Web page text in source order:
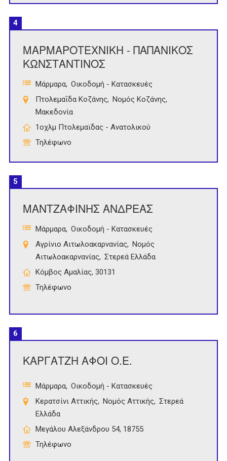
4
ΜΑΡΜΑΡΟΤΕΧΝΙΚΗ - ΠΑΠΑΝΙΚΟΣ
ΚΩΝΣΤΑΝΤΙΝΟΣ
Μάρμαρα Οικοδομή - Κατασκευές
Πτολεμαΐδα Κοζάνης
Νομός Κοζάνης
Μακεδονία
1οχλμ Πτολεμαϊδας - Ανατολικού
Τηλέφωνο
5
ΜΑΝΤΖΑΦΙΝΗΣ ΑΝΔΡΕΑΣ
Μάρμαρα Οικοδομή - Κατασκευές
Αγρίνιο Αιτωλοακαρνανίας
Νομός
Αιτωλοακαρνανίας
Στερεά Ελλάδα
Κόμβος Αμαλίας, 30131
Τηλέφωνο
6
ΚΑΡΓΑΤΖΗ ΑΦΟΙ Ο.Ε.
Μάρμαρα Οικοδομή - Κατασκευές
Κερατσίνι Αττικής
Νομός Αττικής
Στερεά
Ελλάδα
Μεγάλου Αλεξάνδρου 54, 18755
Τηλέφωνο